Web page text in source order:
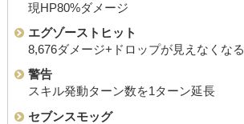
現HP80%ダメージ
エグゾーストヒット
8,676ダメージ+ドロップが見えなくなる
警告
スキル発動ターン数を1ターン延長
セブンスモッグ